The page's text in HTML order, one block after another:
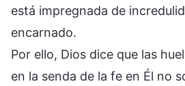
está impregnada de
encarnado.
Por ello, Dios dice que las
en la senda de la fe en Él no